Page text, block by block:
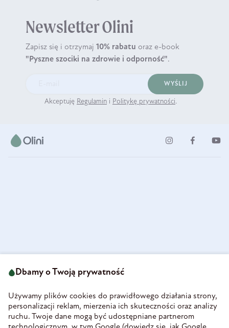
Newsletter Olini
Zapisz się i otrzymaj 10% rabatu oraz e-book
"Pyszne szociki na zdrowie i odporność".
WYŚLIJ
Akceptuję Regulamin i Politykę prywatności.
58-160 Świebodzice
REGON 890213034
INFORMACJE
Dbamy o Twoją prywatność
Używamy plików cookies do prawidłowego działania strony,
personalizacji reklam, mierzenia ich skuteczności oraz analizy
ruchu. Twoje dane mogą być udostępniane partnerom